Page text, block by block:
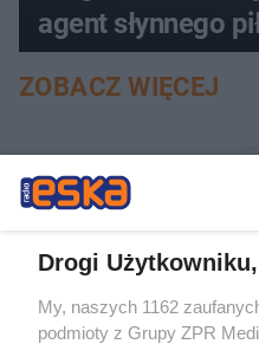
agent słynnego
ZOBACZ WIĘCEJ
Drogi Użytkowniku,
My, naszych 1162
podmioty z Grupy ZPR